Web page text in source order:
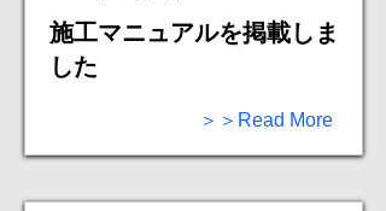
施工マニュアルを掲載しま
した
＞＞Read More